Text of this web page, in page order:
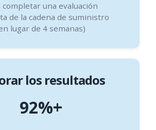
completar una evaluación
de la cadena de suministro
lugar de 4 semanas)
los resultados
92%+